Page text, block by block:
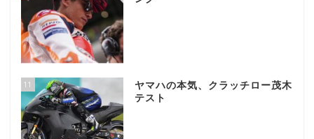
11
ヤマハの本気、クラッチロー茂木
テスト